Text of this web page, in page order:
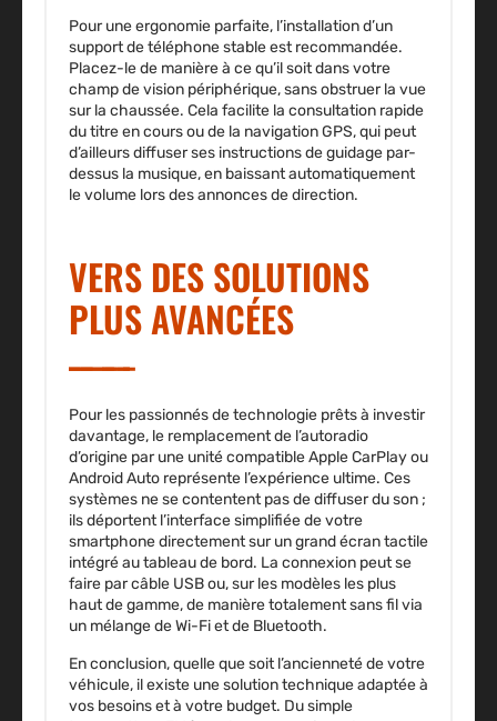
Pour une ergonomie parfaite, l’installation d’un
support de téléphone stable est recommandée.
Placez-le de manière à ce qu’il soit dans votre
champ de vision périphérique, sans obstruer la vue
sur la chaussée. Cela facilite la consultation rapide
du titre en cours ou de la navigation GPS, qui peut
d’ailleurs diffuser ses instructions de guidage par-
dessus la musique, en baissant automatiquement
le volume lors des annonces de direction.
VERS DES SOLUTIONS
PLUS AVANCÉES
Pour les passionnés de technologie prêts à investir
davantage, le remplacement de l’autoradio
d’origine par une unité compatible Apple CarPlay ou
Android Auto représente l’expérience ultime. Ces
systèmes ne se contentent pas de diffuser du son ;
ils déportent l’interface simplifiée de votre
smartphone directement sur un grand écran tactile
intégré au tableau de bord. La connexion peut se
faire par câble USB ou, sur les modèles les plus
haut de gamme, de manière totalement sans fil via
un mélange de Wi-Fi et de Bluetooth.
En conclusion, quelle que soit l’ancienneté de votre
véhicule, il existe une solution technique adaptée à
vos besoins et à votre budget. Du simple